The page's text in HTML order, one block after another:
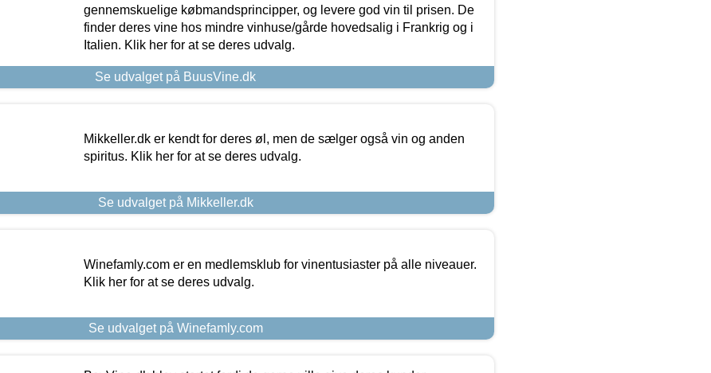
gennemskuelige købmandsprincipper, og levere god vin til prisen. De
finder deres vine hos mindre vinhuse/gårde hovedsalig i Frankrig og i
Italien. Klik her for at se deres udvalg.
Se udvalget på BuusVine.dk
Mikkeller.dk er kendt for deres øl, men de sælger også vin og anden
spiritus. Klik her for at se deres udvalg.
Se udvalget på Mikkeller.dk
Winefamly.com er en medlemsklub for vinentusiaster på alle niveauer.
Klik her for at se deres udvalg.
Se udvalget på Winefamly.com